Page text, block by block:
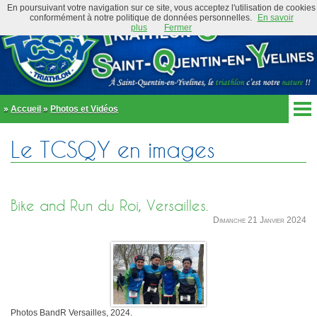
» Accueil » Photos et Vidéos
Accueil Actualités
Organigramme
Tenues et équipements
Newsletter
Bike and Run 2026
Présentation
Inscriptions
Règlement
Le TCSQY en images
Bike and Run du Roi, Versailles.
Dimanche 21 Janvier 2024
Photos BandR Versailles, 2024.
En poursuivant votre navigation sur ce site, vous acceptez l'utilisation de cookies
conformément à notre politique de données personnelles.
En savoir
plus
Fermer